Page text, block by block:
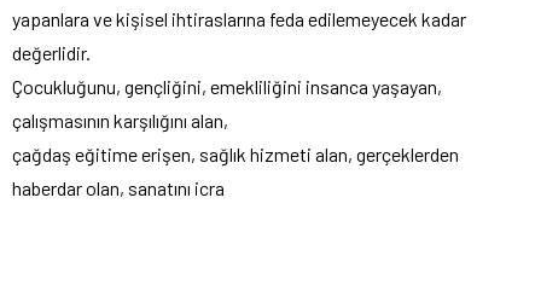
yapanlara ve kişisel ihtiraslarına feda edilemeyecek kadar
değerlidir.
Çocukluğunu, gençliğini, emekliliğini insanca yaşayan,
çalışmasının karşılığını alan,
çağdaş eğitime erişen, sağlık hizmeti alan, gerçeklerden
haberdar olan, sanatını icra